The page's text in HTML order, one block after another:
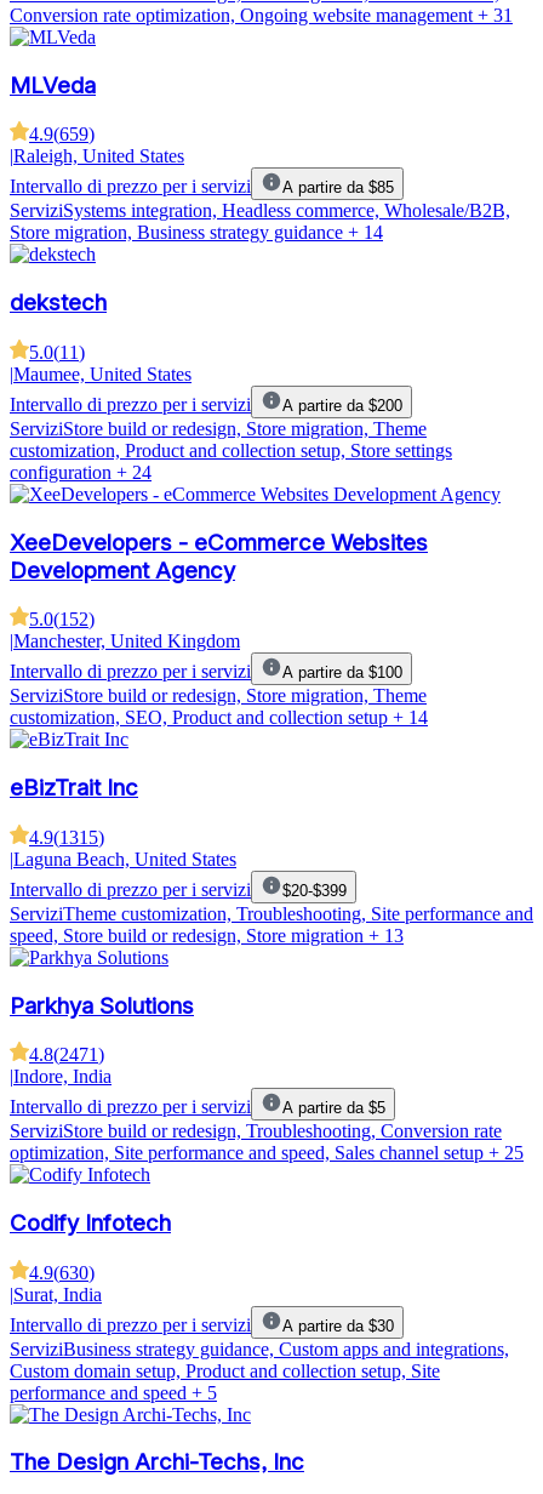
Conversion rate optimization, Ongoing website management + 31
MLVeda
4.9(659)
Raleigh, United States
Intervallo di prezzo per i servizi
A partire da $85
ServiziSystems integration, Headless commerce, Wholesale/B2B,
Store migration, Business strategy guidance + 14
dekstech
5.0(11)
|Maumee, United States
Intervallo di prezzo per i servizi
A partire da $200
ServiziStore build or redesign, Store migration, Theme
customization, Product and collection setup, Store settings
configuration + 24
XeeDevelopers - eCommerce Websites
Development Agency
5.0(152)
|Manchester, United Kingdom
Intervallo di prezzo per i servizi
A partire da $100
ServiziStore build or redesign, Store migration, Theme
customization, SEO, Product and collection setup + 14
eBizTrait Inc
4.9(1315)
|Laguna Beach, United States
Intervallo di prezzo per i servizi
$20-$399
ServiziTheme customization, Troubleshooting, Site performance and
speed, Store build or redesign, Store migration + 13
Parkhya Solutions
4.8(2471)
|Indore, India
Intervallo di prezzo per i servizi
A partire da $5
ServiziStore build or redesign, Troubleshooting, Conversion rate
optimization, Site performance and speed, Sales channel setup + 25
Codify Infotech
4.9(630)
|Surat, India
Intervallo di prezzo per i servizi
A partire da $30
ServiziBusiness strategy guidance, Custom apps and integrations,
Custom domain setup, Product and collection setup, Site
performance and speed + 5
The Design Archi-Techs, Inc